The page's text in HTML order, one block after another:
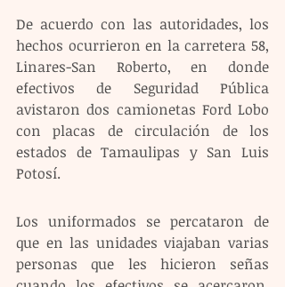
De acuerdo con las autoridades, los
hechos ocurrieron en la carretera 58,
Linares-San Roberto, en donde
efectivos de Seguridad Pública
avistaron dos camionetas Ford Lobo
con placas de circulación de los
estados de Tamaulipas y San Luis
Potosí.
Los uniformados se percataron de
que en las unidades viajaban varias
personas que les hicieron señas